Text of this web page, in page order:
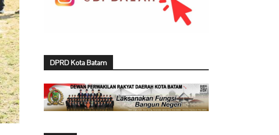
DPRD Kota Batam